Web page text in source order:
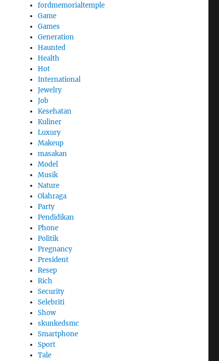
fordmemorialtemple
Game
Games
Generation
Haunted
Health
Hot
International
Jewelry
Job
Kesehatan
Kuliner
Luxury
Makeup
masakan
Model
Musik
Nature
Olahraga
Party
Pendidikan
Phone
Politik
Pregnancy
President
Resep
Rich
Security
Selebriti
Show
skunkedsmc
Smartphone
Sport
Tale